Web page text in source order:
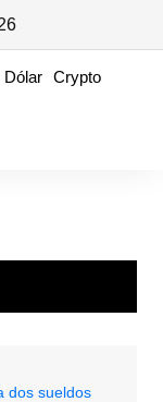
Dólar Crypto
dos sueldos